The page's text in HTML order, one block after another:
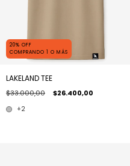
20% OFF
COMPRANDO 1 O MÁS
LAKELAND TEE
$33.000,00 $26.400,00
+2